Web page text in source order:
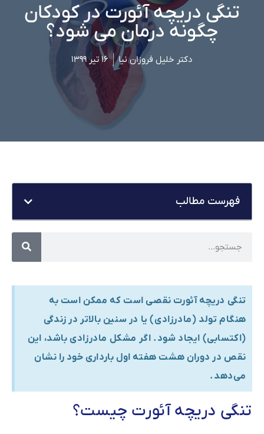
تنگی دریچه آئورت در کودکان
چگونه درمان می شود؟
دکتر خلیل فروزان نیا ۱۶ تیر ۱۳۹۹
تنگی دریچه آئورت نقصی است که ممکن است به
هنگام تولد (مادرزادی) یا در سنین بالاتر در زندگی
(اکتسابی) ایجاد شود. اگر مشکل مادرزادی باشد، این
نقص در دوران هشت هفته اول بارداری خود را نشان
می‌دهد.
تنگی دریچه آئورت چیست؟
فهرست مطالب